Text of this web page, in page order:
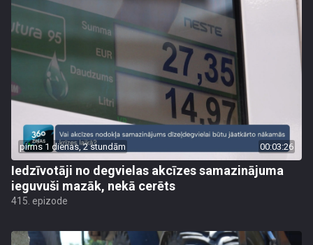
pirms 1 dienas, 2 stundām 00:03:26
Iedzīvotāji no degvielas akcīzes samazinājuma
ieguvuši mazāk, nekā cerēts
415. epizode